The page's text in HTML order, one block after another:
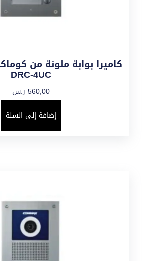
DRC-4UC
560,00 ر.س
إضافة إلى السلة